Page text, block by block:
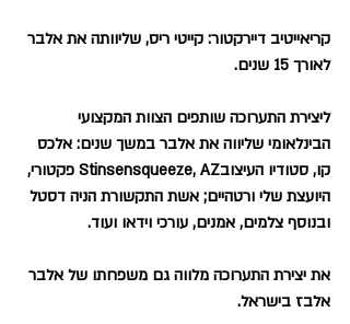
קריאייטיב דיירקטור: קייטי ריס, שליוותה את אלבר
לאורך 15 שנים.
ליצירת התערוכה שותפים הצוות המקצועי
הבינלאומי שליווה את אלבר במשך שנים: אלכס
קו, סטודיו העיצובStinsensqueeze, AZ פקטורי,
היועצת שלי ורטהיים; אשת התקשורת הניה דסטל
ובנוסף צלמים, אמנים, עורכי וידאו ועוד.
את יצירת התערוכה מלווה גם משפחתו של אלבר
אלבז בישראל.